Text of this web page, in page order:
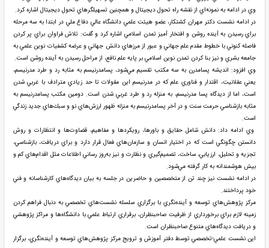
وي در ادامه به نمونه‌اي از نقشه راه تحول ديجيتال و همچنين تسهيلگرهاي تحول ديجيتال اشاره كرد.
در ادامه نشست دكتر مهران كشتكار، عضو هيئت علمي دانشگاه عالي دفاع ملي در ابتدا به سه مرحله
براي رسيدن به آينده روشن و افتخار آميز تمدن اسلامي اشاره كرد و گفت: تلاش فراوان براي پر كردن
فاصله كنوني با خطوط مقدم علم جهاني و عبور از مرزهاي دانش جهاني و عرضه كشفيات نوين علمي به
جامعه بشري و نيز بنا كردن تمدن نوين اسلامي بر پايه علم نافع، از مراحل رسيدن به آينده روشن است.
وي افزود: انديشه پسامدرن به سه مكتب تقسيم مي‌شود، پسامدرنيسم به مثابه رد و طرد مدرنيسم،
يعني عقلانيت، اقتدار و فناوري علم كه در مدرنيسم اين مقولات تا حد زيادي مترادف با غربي شدن
است، اما از ديدگاه پسا مدرنيسم، به منزله رد و طرد غربي شدن است. دومين مكتب پسامدرنيسم به
مثابه بازشناسي حرمت سنت و در آخر پسامدرنيسم به منزله ظهور ارزش‌هاي نو و سبك‌هاي جديد زندگي
است.
وي ادامه داد: دانش شامل حقايق و باورها، رويكردها و مفاهيم، قضاوت‌ها و انتظارات و روش
دانستن چگونگي است كه در اختيار انسان و سازمان‌هاي فعال قرار دارد و براي دريافت، بازشناسي،
تجزيه و تحليل، ارزيابي، ساخت، تصميم‌گيري و نظارت و نيز به‌روز رساني اطلاعات مثل اقدام‌هاي كم و
بيش هوشمندانه به كار گرفته مي‌شود.
در ادامه نشست نيز چند تن از متخصصين و حاضرين در جلسه به بيان ديدگاه‌هاي كارشناسانه و فني
خود پرداختند.
مركز پژوهش‌هاي توسعه و آينده‌نگري با برگزاري سلسله نشست‌هاي تخصصي به دنبال فراهم كردن
زمينه لازم براي برخورداري از ظرفيت صاحبنظران، برقراري ارتباط علمي با دانشگاه‌ها و مراكز پژوهشي
و دريافت ديدگاه‌هاي متنوع صاحبنظران است.
اين نشست علمي-تخصصي توسط دفتر آموزش و ترويج مركز پژوهش‌هاي توسعه و آينده‌نگري، برگزار